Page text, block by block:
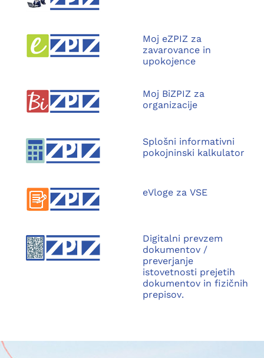
Moj eZPIZ za
zavarovance in
upokojence
Moj BiZPIZ za
organizacije
Splošni informativni
pokojninski kalkulator
eVloge za VSE
Digitalni prevzem
dokumentov /
preverjanje
istovetnosti prejetih
dokumentov in fizičnih
prepisov.